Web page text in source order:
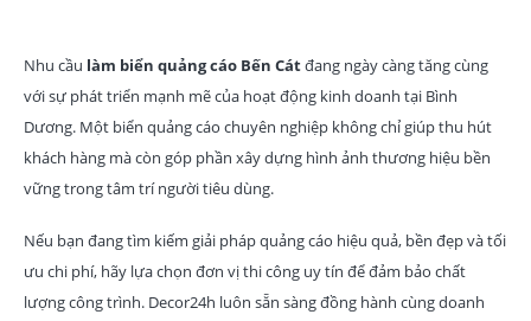
Nhu cầu làm biển quảng cáo Bến Cátđang ngày càng tăng cùng
với sự phát triển mạnh mẽ của hoạt động kinh doanh tại Bình
Dương. Một biển quảng cáo chuyên nghiệp không chỉ giúp thu hút
khách hàng mà còn góp phần xây dựng hình ảnh thương hiệu bền
vững trong tâm trí người tiêu dùng.
Nếu bạn đang tìm kiếm giải pháp quảng cáo hiệu quả, bền đẹp và tối
ưu chi phí, hãy lựa chọn đơn vị thi công uy tín để đảm bảo chất
lượng công trình. Decor24h luôn sẵn sàng đồng hành cùng doanh